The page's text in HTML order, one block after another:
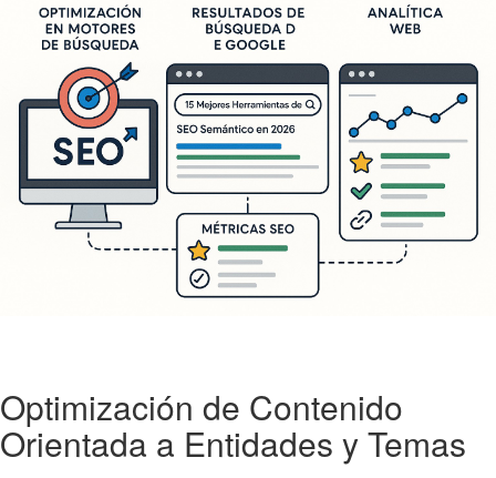
Optimización de Contenido
Orientada a Entidades y Temas